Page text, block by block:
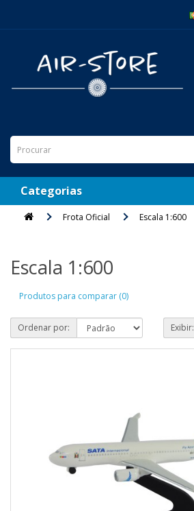
Categorias
Frota Oficial Escala 1:600
Escala 1:600
Produtos para comparar (0)
Ordenar por: Exibir: